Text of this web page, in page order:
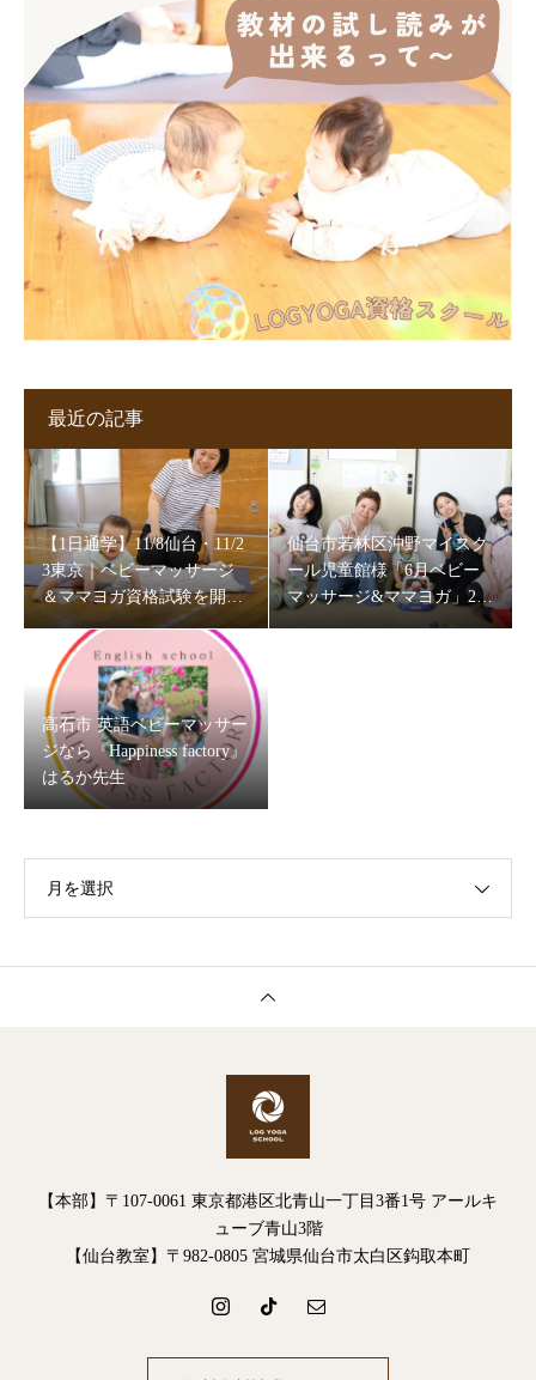
最近の記事
【1日通学】11/8仙台・11/2
3東京｜ベビーマッサージ
＆ママヨガ資格試験を開催
します
仙台市若林区沖野マイスク
ール児童館様「6月ベビー
マッサージ&ママヨガ」202
高石市 英語ベビーマッサー
ジなら『Happiness factory』
はるか先生
月を選択
【本部】〒107-0061 東京都港区北青山一丁目3番1号 アールキ
ューブ青山3階
【仙台教室】〒982-0805 宮城県仙台市太白区鈎取本町